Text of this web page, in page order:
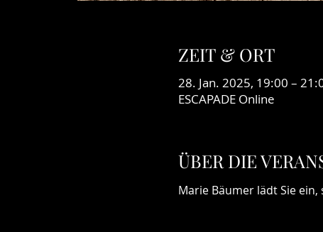
ZEIT & ORT
28. Jan. 2025, 19:00 –
ESCAPADE Online
ÜBER DIE
Marie Bäumer lädt Sie